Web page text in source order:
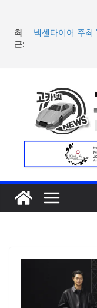
최
근:
넥센타이어 주최
아우디, 405일
이션 엔진’ 공개
마일레, 코너링
비 솔루션 제안
한온시스템, 캐
지원 확보